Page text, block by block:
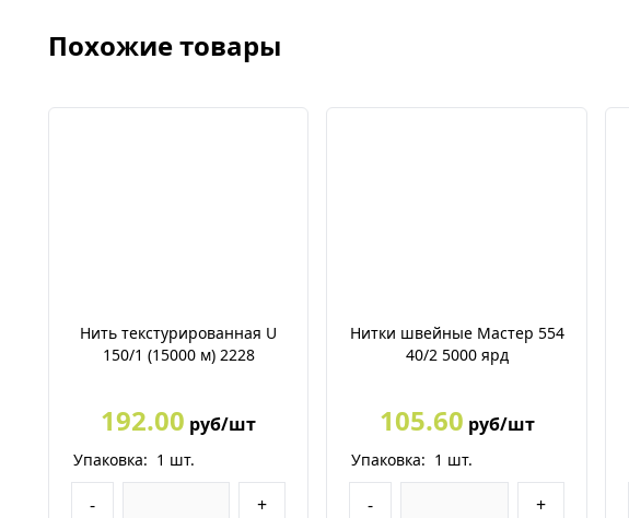
Похожие товары
Нить текстурированная U
150/1 (15000 м) 2228
192.00 руб/шт
Упаковка: 1 шт.
- +
Нитки швейные Мастер 554
40/2 5000 ярд
105.60 руб/шт
Упаковка: 1 шт.
- +